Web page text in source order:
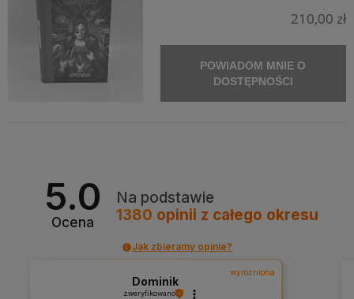
210,00 zł
POWIADOM MNIE O
DOSTĘPNOŚCI
5.0
Ocena
Na podstawie
1380 opinii z całego okresu
Jak zbieramy opinie?
wyróżniona
Dominik
zweryfikowano